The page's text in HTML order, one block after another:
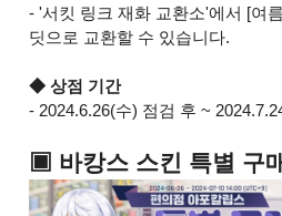
- '서킷 링크 재화 교환소'에서 [여
딧으로 교환할 수 있습니다.
◆ 상점 기간
- 2024.6.26(수) 점검 후 ~
▣ 바캉스 스킨 특별 구